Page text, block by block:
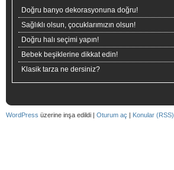
Doğru banyo dekorasyonuna doğru!
Sağlıklı olsun, çocuklarımızın olsun!
Doğru halı seçimi yapın!
Bebek beşiklerine dikkat edin!
Klasik tarza ne dersiniz?
WordPress üzerine inşa edildi | Oturum aç | Konular (RSS)